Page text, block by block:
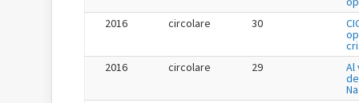
2016
circolare 30
2016
circolare 29 Al